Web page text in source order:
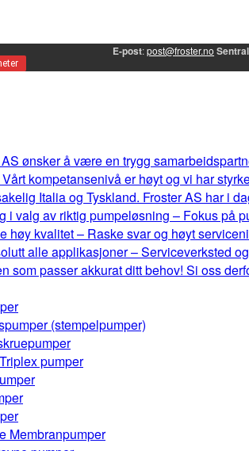
E-post:post@froster.no
ønsker å være en trygg
kompetansenivå er høyt og vi har
Italia og Tyskland. Froster AS har i
i valg av riktig pumpeløsning – Fokus på
høy kvalitet – Raske svar og høyt
alle applikasjoner – Serviceverksted
som passer akkurat ditt behov! Si oss
(stempelpumper)
pumper
Membranpumper